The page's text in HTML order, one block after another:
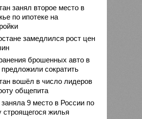
занял второе место в
по ипотеке на
замедлился рост цен
брошенных авто в
предложили сократить
вошёл в число лидеров
общепита
заняла 9 место в России по
строящегося жилья